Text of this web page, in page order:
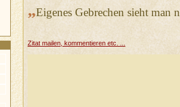
„Eigenes Gebrechen sieht man
Zitat mailen, kommentieren etc. ...